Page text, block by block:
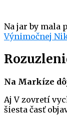
Na jar by mala
Výnimočnej
Na Markíze
Aj V zovretí
šiesta časť